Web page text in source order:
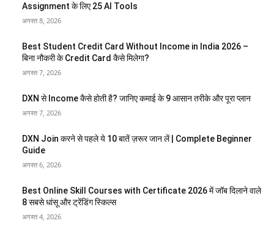
Assignment के लिए 25 AI Tools
अगस्त 8, 2026
Best Student Credit Card Without Income in India 2026 –
बिना नौकरी के Credit Card कैसे मिलेगा?
अगस्त 7, 2026
DXN से Income कैसे होती है? जानिए कमाई के 9 आसान तरीके और पूरा प्लान
अगस्त 7, 2026
DXN Join करने से पहले ये 10 बातें ज़रूर जान लें | Complete Beginner
Guide
अगस्त 6, 2026
Best Online Skill Courses with Certificate 2026 में जॉब दिलाने वाले
8 सबसे धांसू और ट्रेंडिंग स्किल्स
अगस्त 4, 2026